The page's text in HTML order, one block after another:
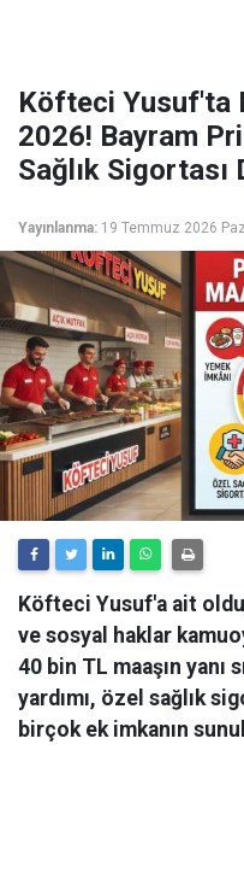
Köfteci Yusuf'ta
2026! Bayram
Sağlık Sigortası
Yayınlanma: 19 Temmuz 2026
Köfteci Yusuf'a ait
ve sosyal haklar
40 bin TL maaşın yanı
yardımı, özel sağlık
birçok ek imkanın